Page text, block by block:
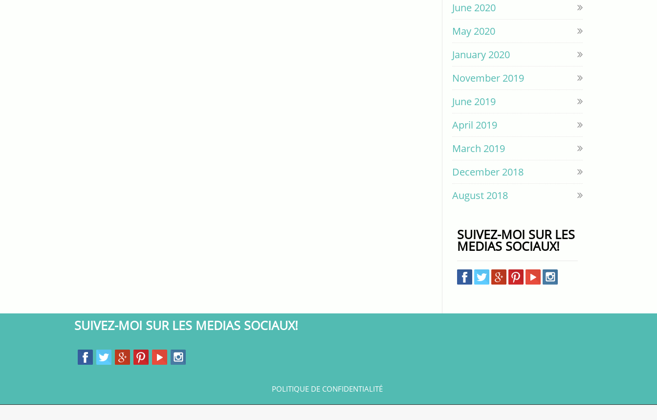
June 2020
May 2020
January 2020
November 2019
June 2019
April 2019
March 2019
December 2018
August 2018
SUIVEZ-MOI SUR LES
MEDIAS SOCIAUX!
SUIVEZ-MOI SUR LES MEDIAS SOCIAUX!
POLITIQUE DE CONFIDENTIALITÉ